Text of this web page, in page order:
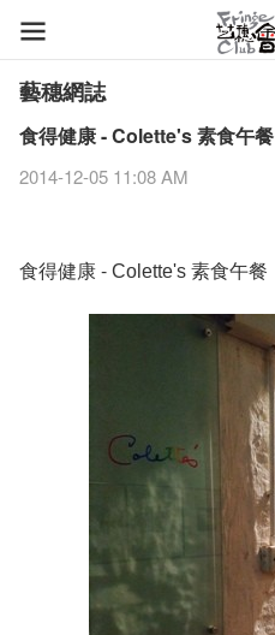
藝穗網誌
食得健康 - Colette's 素食午餐
2014-12-05 11:08 AM
食得健康 - Colette's 素食午餐